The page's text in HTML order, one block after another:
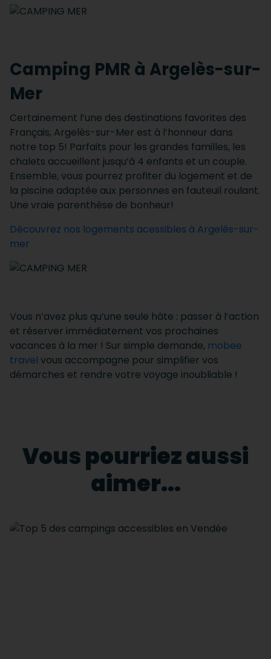
Camping PMR à Argelès-sur-
Mer
Certainement l’une des destinations favorites des
Français, Argelès-sur-Mer est à l’honneur dans
notre top 5! Parfaits pour les grandes familles, les
chalets accueillent jusqu’à 4 enfants et un couple.
Ensemble, vous pourrez profiter du logement et de
la piscine adaptée aux personnes en fauteuil roulant.
Une vraie parenthèse de bonheur!
Découvrez nos logements acessibles à Argelès-sur-
mer
Vous n’avez plus qu’une seule hâte : passer à l’action
et réserver immédiatement vos prochaines
vacances à la mer ! Sur simple demande, mobee
travel vous accompagne pour simplifier vos
démarches et rendre votre voyage inoubliable !
Vous pourriez aussi
aimer...